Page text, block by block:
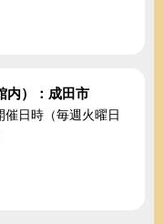
内）：成田市
日時（毎週火曜日